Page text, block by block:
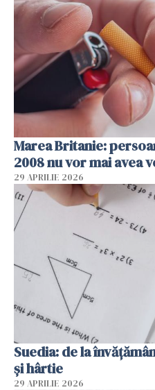
Marea Britanie:
2008 nu vor mai avea
29 APRILIE 2026
Suedia: de la
și hârtie
29 APRILIE 2026